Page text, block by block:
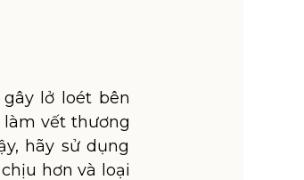
lở loét bên
làm vết thương
hãy sử dụng
hơn và loại